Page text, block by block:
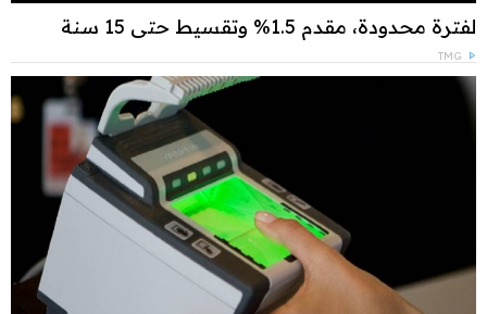
لفترة محدودة، مقدم 1.5% وتقسيط حتى 15 سنة
TMG